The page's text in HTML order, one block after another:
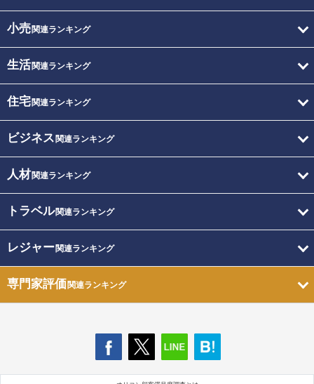
小売関連ランキング
生活関連ランキング
住宅関連ランキング
ビジネス 関連ランキング
人材関連ランキング
トラベル関連ランキング
レジャー関連ランキング
専門家評価関連ランキング